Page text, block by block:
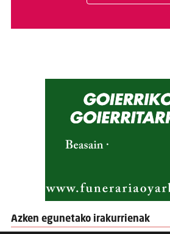
Azken egunetako irakurrienak